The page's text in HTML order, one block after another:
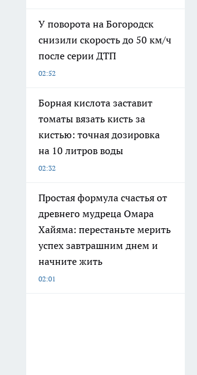
У поворота на Богородск
снизили скорость до 50 км/ч
после серии ДТП
02:52
Борная кислота заставит
томаты вязать кисть за
кистью: точная дозировка
на 10 литров воды
02:32
Простая формула счастья от
древнего мудреца Омара
Хайяма: перестаньте мерить
успех завтрашним днем и
начните жить
02:01